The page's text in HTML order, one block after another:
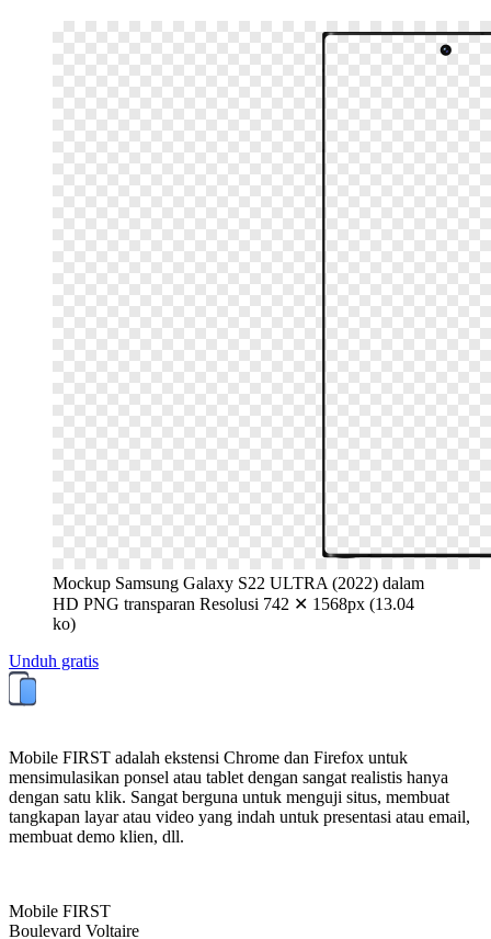
Mockup Samsung Galaxy S22 ULTRA (2022) dalam
HD PNG transparan Resolusi 742 ✕ 1568px (13.04
ko)
Unduh gratis
Mobile FIRST adalah ekstensi Chrome dan Firefox untuk
mensimulasikan ponsel atau tablet dengan sangat realistis hanya
dengan satu klik. Sangat berguna untuk menguji situs, membuat
tangkapan layar atau video yang indah untuk presentasi atau email,
membuat demo klien, dll.
Mobile FIRST
Boulevard Voltaire